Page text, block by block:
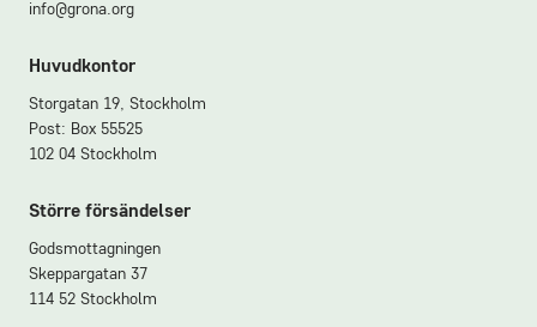
info@grona.org
Huvudkontor
Storgatan 19, Stockholm
Post: Box 55525
102 04 Stockholm
Större försändelser
Godsmottagningen
Skeppargatan 37
114 52 Stockholm